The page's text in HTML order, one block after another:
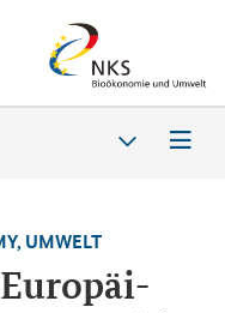
UM­WELT